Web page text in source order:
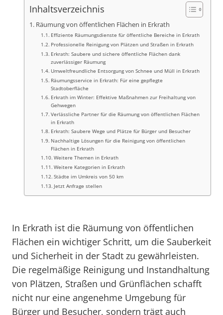
Inhaltsverzeichnis
Räumung von öffentlichen Flächen in Erkrath
Effiziente Räumungsdienste für öffentliche Bereiche in Erkrath
Professionelle Reinigung von Plätzen und Straßen in Erkrath
Erkrath: Saubere und sichere öffentliche Flächen dank
zuverlässiger Räumung
Umweltfreundliche Entsorgung von Schnee und Müll in Erkrath
Räumungsservice in Erkrath: Für eine gepflegte
Stadtoberfläche
Erkrath im Winter: Effektive Maßnahmen zur Freihaltung von
Gehwegen
Verlässliche Partner für die Räumung von öffentlichen Flächen
in Erkrath
Erkrath: Saubere Wege und Plätze für Bürger und Besucher
Nachhaltige Lösungen für die Reinigung von öffentlichen
Flächen in Erkrath
Weitere Themen in Erkrath
Weitere Kategorien in Erkrath
Städte im Umkreis von 50 km
Jetzt Anfrage stellen
In Erkrath ist die Räumung von öffentlichen
Flächen ein wichtiger Schritt, um die Sauberkeit
und Sicherheit in der Stadt zu gewährleisten.
Die regelmäßige Reinigung und Instandhaltung
von Plätzen, Straßen und Grünflächen schafft
nicht nur eine angenehme Umgebung für
Bürger und Besucher, sondern trägt auch